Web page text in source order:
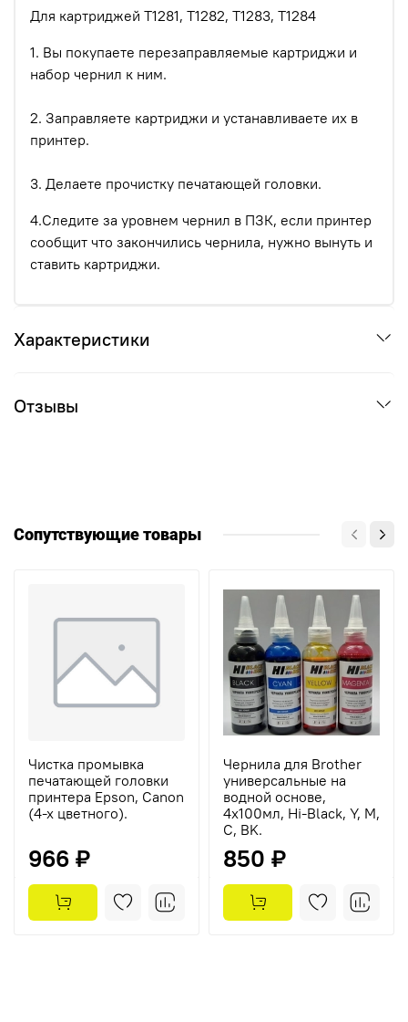
Для картриджей T1281, T1282, T1283, T1284
1. Вы покупаете перезаправляемые картриджи и
набор чернил к ним.
2. Заправляете картриджи и устанавливаете их в
принтер.
3. Делаете прочистку печатающей головки.
4.Следите за уровнем чернил в ПЗК, если принтер
сообщит что закончились чернила, нужно вынуть и
ставить картриджи.
Характеристики
Отзывы
Сопутствующие товары
Чистка промывка
печатающей головки
принтера Epson, Canon
(4-х цветного).
966 ₽
Чернила для Brother
универсальные на
водной основе,
4х100мл, Hi-Black, Y, M,
C, BK.
850 ₽